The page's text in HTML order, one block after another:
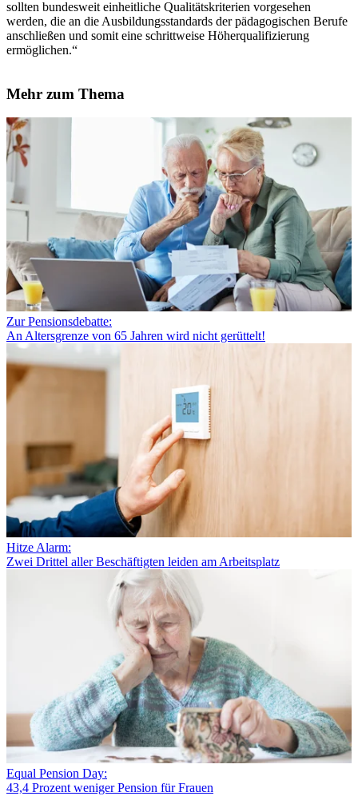
sollten bundesweit einheitliche Qualitätskriterien vorgesehen
werden, die an die Ausbildungsstandards der pädagogischen Berufe
anschließen und somit eine schrittweise Höherqualifizierung
ermöglichen.“
Mehr zum Thema
Zur Pensionsdebatte:
An Altersgrenze von 65 Jahren wird nicht gerüttelt!
Hitze Alarm:
Zwei Drittel aller Beschäftigten leiden am Arbeitsplatz
Equal Pension Day:
43,4 Prozent weniger Pension für Frauen